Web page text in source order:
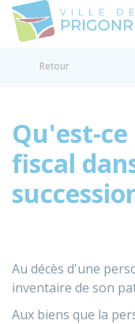
Retour
Qu'est-
fiscal
Au décès d'une
inventaire de son
Aux biens que la